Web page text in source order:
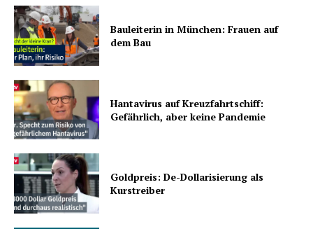
Bauleiterin in München: Frauen auf
dem Bau
Hantavirus auf Kreuzfahrtschiff:
Gefährlich, aber keine Pandemie
Goldpreis: De-Dollarisierung als
Kurstreiber